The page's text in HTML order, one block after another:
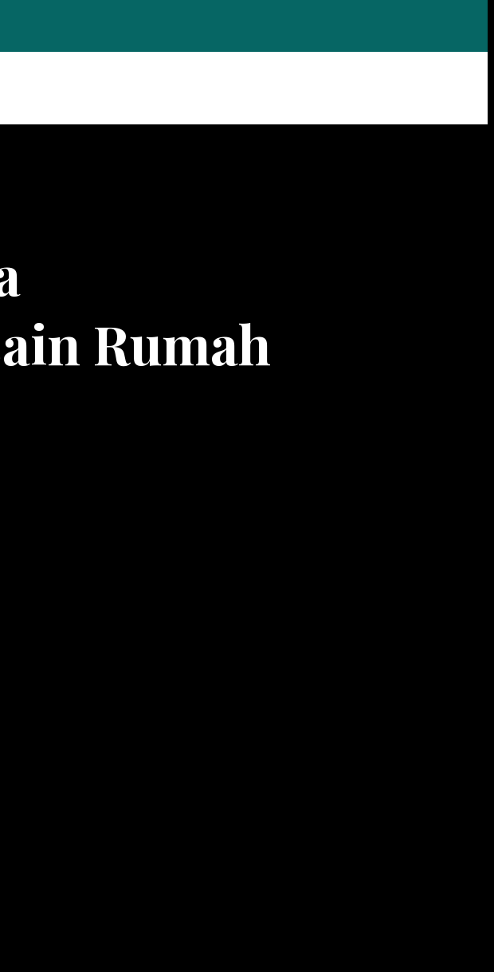
Rumah